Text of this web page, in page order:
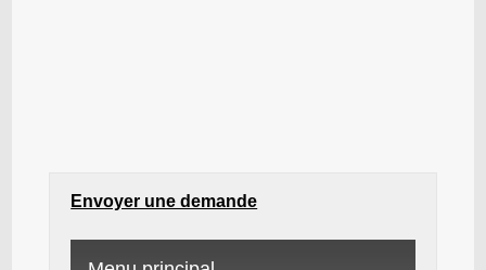
Envoyer une demande